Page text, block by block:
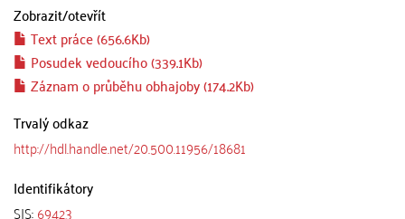
Zobrazit/otevřít
Text práce (656.6Kb)
Posudek vedoucího (339.1Kb)
Záznam o průběhu obhajoby (174.2Kb)
Trvalý odkaz
http://hdl.handle.net/20.500.11956/18681
Identifikátory
SIS:69423